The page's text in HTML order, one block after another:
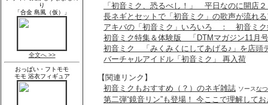
「初音ミク、恐るべし！」 平日なのに開店
長ネギとセットで「初音ミク」の歌声が流れ
アキバの「初音ミク」いろいろ ： 初音ミク
初音ミク特集＆体験版 「DTMマガジン11月
初音ミク 「みくみくにしてあげる♪」を店頭
バーチャルアイドル「初音ミク」 再入荷
【関連リンク】
初音ミクもおすすめ（？）のネギ雑誌 ソースな
第二弾“鏡音リン”も登場！ 今ここで理解して